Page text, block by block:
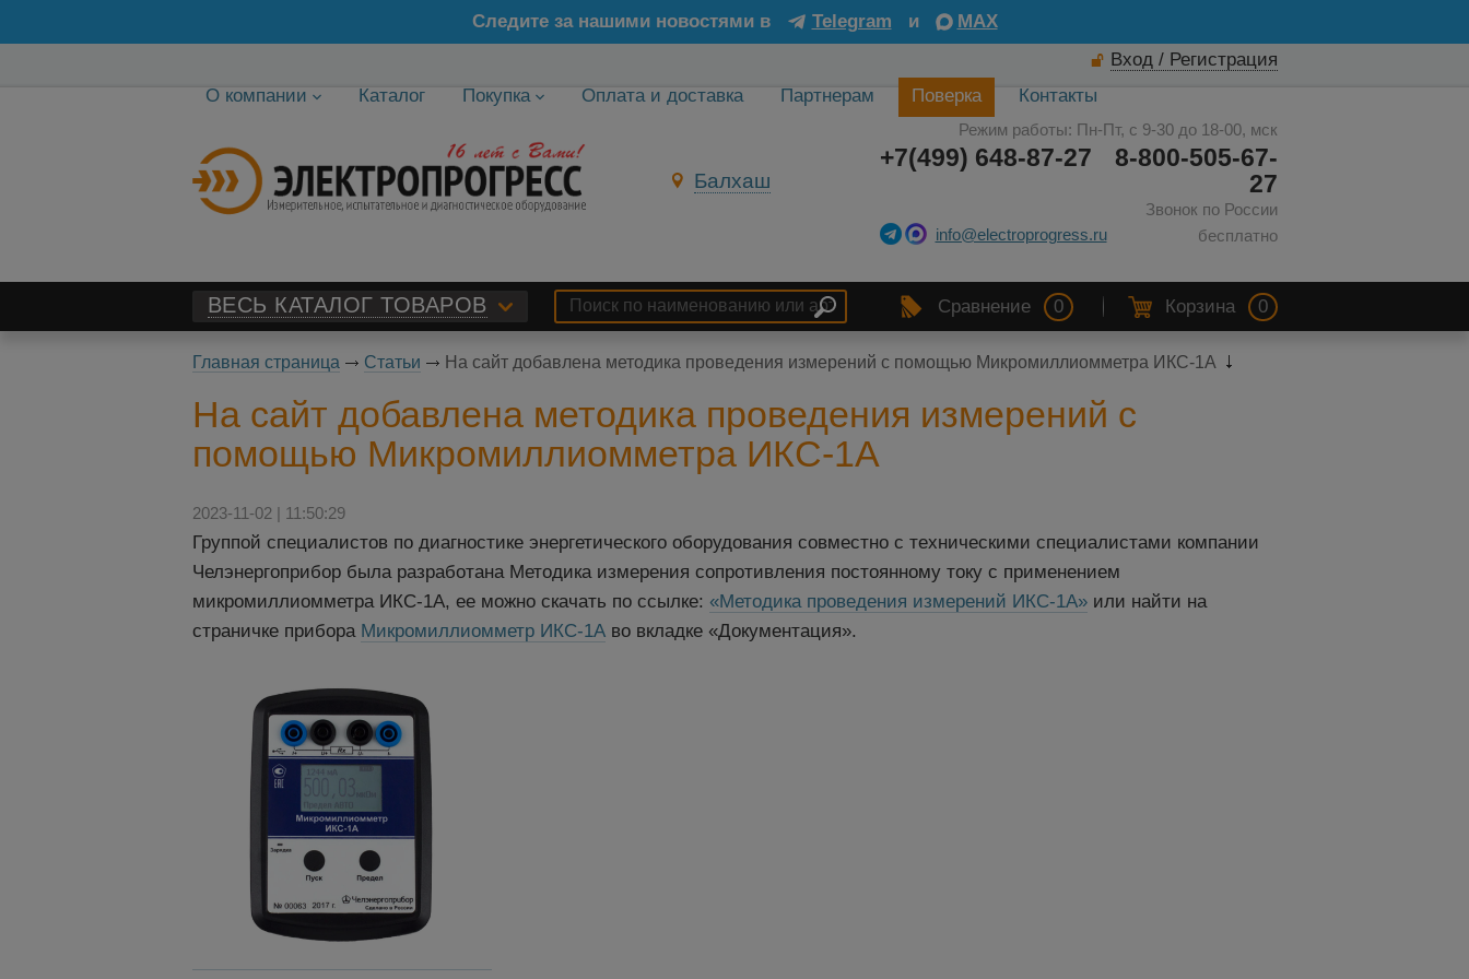
Следите за нашими новостями в Telegram и
MAX
Вход / Регистрация
О компании
Каталог Покупка Оплата и доставка Партнерам Поверка Контакты
Балхаш
Режим работы: Пн-Пт, с 9-30 до 18-00, мск
8-800-505-67-
27
Звонок по России
бесплатно
+7(499) 648-87-27
info@electroprogress.ru
ВЕСЬ КАТАЛОГ ТОВАРОВ Сравнение 0 Корзина 0
Главная страница Статьи На сайт добавлена методика проведения измерений с помощью Микромиллиомметра ИКС-1А
На сайт добавлена методика проведения измерений с
помощью Микромиллиомметра ИКС-1А
2023-11-02 | 11:50:29
Группой специалистов по диагностике энергетического оборудования совместно с техническими специалистами компании
Челэнергоприбор была разработана Методика измерения сопротивления постоянному току с применением
микромиллиомметра ИКС-1А, ее можно скачать по ссылке: «Методика проведения измерений ИКС-1А»или найти на
страничке прибора Микромиллиомметр ИКС-1Аво вкладке «Документация».